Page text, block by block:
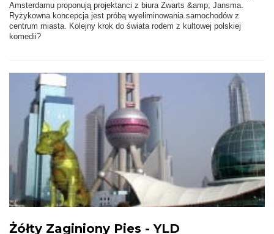
Amsterdamu proponują projektanci z biura Zwarts &amp; Jansma.
Ryzykowna koncepcja jest próbą wyeliminowania samochodów z
centrum miasta. Kolejny krok do świata rodem z kultowej polskiej
komedii?
Żółty Zaginiony Pies - YLD